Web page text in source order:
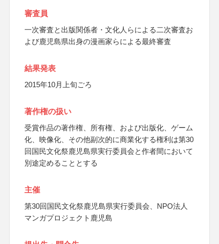
審査員
一次審査と出版関係者・文化人らによる二次審査お
よび鹿児島県出身の漫画家らによる最終審査
結果発表
2015年10月上旬ごろ
著作権の扱い
受賞作品の著作権、所有権、および出版化、ゲーム
化、映像化、その他副次的に商業化する権利は第30
回国民文化祭鹿児島県実行委員会と作者間において
別途定めることとする
主催
第30回国民文化祭鹿児島県実行委員会、NPO法人
マンガプロジェクト鹿児島